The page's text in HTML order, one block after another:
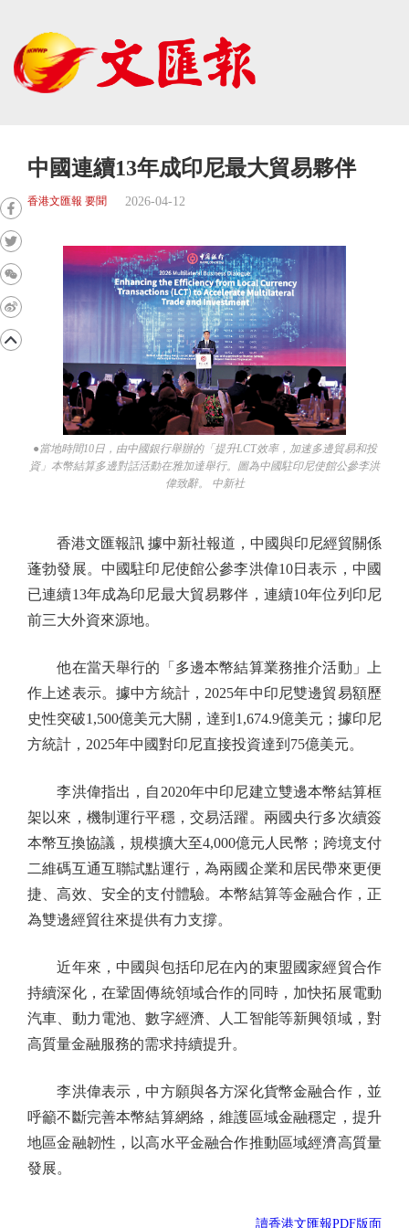
中國連續13年成印尼最大貿易夥伴
香港文匯報 要聞 2026-04-12
●當地時間10日，由中國銀行舉辦的「提升LCT效率，加速多邊貿易和投
資」本幣結算多邊對話活動在雅加達舉行。圖為中國駐印尼使館公參李洪
偉致辭。 中新社
香港文匯報訊 據中新社報道，中國與印尼經貿關係
蓬勃發展。中國駐印尼使館公參李洪偉10日表示，中國
已連續13年成為印尼最大貿易夥伴，連續10年位列印尼
前三大外資來源地。
他在當天舉行的「多邊本幣結算業務推介活動」上
作上述表示。據中方統計，2025年中印尼雙邊貿易額歷
史性突破1,500億美元大關，達到1,674.9億美元；據印尼
方統計，2025年中國對印尼直接投資達到75億美元。
李洪偉指出，自2020年中印尼建立雙邊本幣結算框
架以來，機制運行平穩，交易活躍。兩國央行多次續簽
本幣互換協議，規模擴大至4,000億元人民幣；跨境支付
二維碼互通互聯試點運行，為兩國企業和居民帶來更便
捷、高效、安全的支付體驗。本幣結算等金融合作，正
為雙邊經貿往來提供有力支撐。
近年來，中國與包括印尼在內的東盟國家經貿合作
持續深化，在鞏固傳統領域合作的同時，加快拓展電動
汽車、動力電池、數字經濟、人工智能等新興領域，對
高質量金融服務的需求持續提升。
李洪偉表示，中方願與各方深化貨幣金融合作，並
呼籲不斷完善本幣結算網絡，維護區域金融穩定，提升
地區金融韌性，以高水平金融合作推動區域經濟高質量
發展。
讀香港文匯報PDF版面